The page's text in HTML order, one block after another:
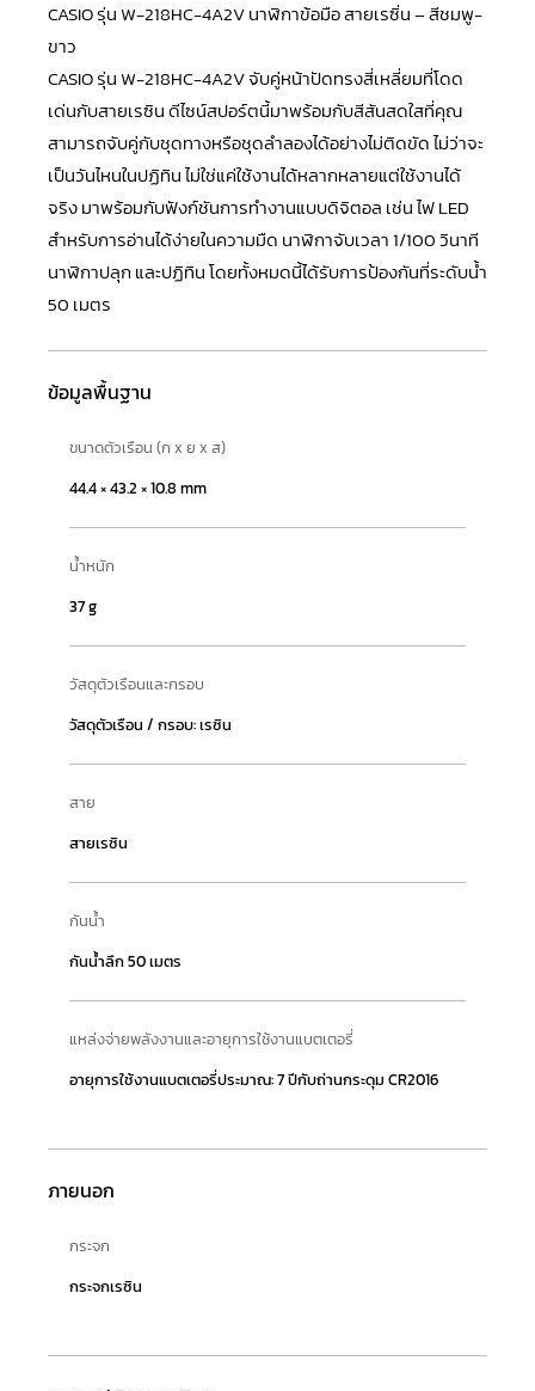
CASIO รุ่น W-218HC-4A2V นาฬิกาข้อมือ สายเรซิ่น – สีชมพู-
ขาว
CASIOรุ่น W-218HC-4A2V จับคู่หน้าปัดทรงสี่เหลี่ยมที่โดด
เด่นกับสายเรซิน ดีไซน์สปอร์ตนี้มาพร้อมกับสีสันสดใสที่คุณ
สามารถจับคู่กับชุดทางหรือชุดลำลองได้อย่างไม่ติดขัด ไม่ว่าจะ
เป็นวันไหนในปฏิทิน ไม่ใช่แค่ใช้งานได้หลากหลายแต่ใช้งานได้
จริง มาพร้อมกับฟังก์ชันการทำงานแบบดิจิตอล เช่น ไฟ LED
สำหรับการอ่านได้ง่ายในความมืด นาฬิกาจับเวลา 1/100 วินาที
นาฬิกาปลุก และปฏิทิน โดยทั้งหมดนี้ได้รับการป้องกันที่ระดับน้ำ
50 เมตร
ข้อมูลพื้นฐาน
ขนาดตัวเรือน (ก x ย x ส)
44.4 × 43.2 × 10.8 mm
น้ำหนัก
37 g
วัสดุตัวเรือนและกรอบ
วัสดุตัวเรือน / กรอบ: เรซิน
สาย
สายเรซิน
กันน้ำ
กันน้ำลึก 50 เมตร
แหล่งจ่ายพลังงานและอายุการใช้งานแบตเตอรี่
อายุการใช้งานแบตเตอรี่ประมาณ: 7 ปีกับถ่านกระดุม CR2016
ภายนอก
กระจก
กระจกเรซิน